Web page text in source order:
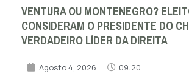
VENTURA OU MONTENEGRO?
CONSIDERAM O PRESIDENTE DO
VERDADEIRO LÍDER DA DIREITA
Agosto 4, 2026 09:20